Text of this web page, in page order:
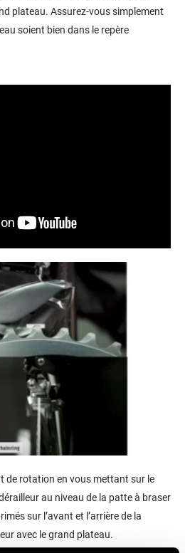
plateau. Assurez-vous simplement
soient bien dans le repère
de rotation en vous mettant sur le
au niveau de la patte à braser
sur l’avant et l’arrière de la
avec le grand plateau.